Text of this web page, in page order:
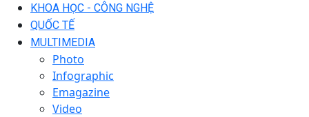
KHOA HỌC - CÔNG NGHỆ
QUỐC TẾ
MULTIMEDIA
Photo
Infographic
Emagazine
Video